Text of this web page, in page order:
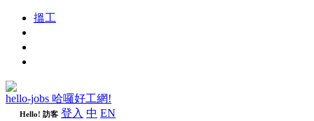
搵工
hello-jobs 哈囉好工網!
Hello! 訪客 登入 中 EN